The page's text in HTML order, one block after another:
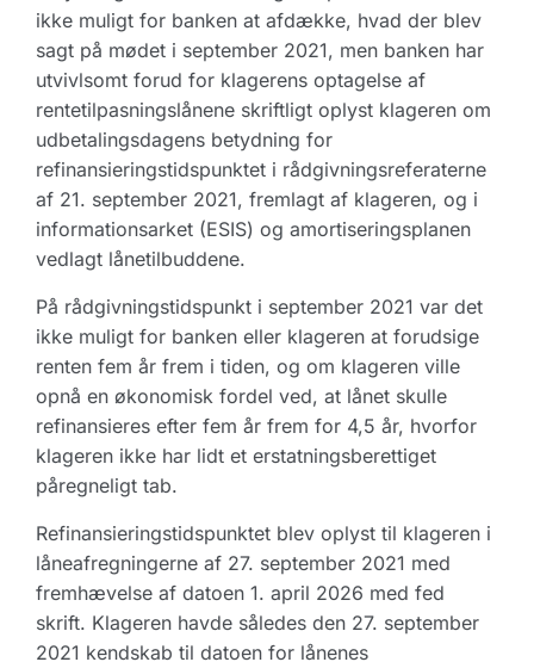
ikke muligt for banken at afdække, hvad der blev
sagt på mødet i september 2021, men banken har
utvivlsomt forud for klagerens optagelse af
rentetilpasningslånene skriftligt oplyst klageren om
udbetalingsdagens betydning for
refinansieringstidspunktet i rådgivningsreferaterne
af 21. september 2021, fremlagt af klageren, og i
informationsarket (ESIS) og amortiseringsplanen
vedlagt lånetilbuddene.
På rådgivningstidspunkt i september 2021 var det
ikke muligt for banken eller klageren at forudsige
renten fem år frem i tiden, og om klageren ville
opnå en økonomisk fordel ved, at lånet skulle
refinansieres efter fem år frem for 4,5 år, hvorfor
klageren ikke har lidt et erstatningsberettiget
påregneligt tab.
Refinansieringstidspunktet blev oplyst til klageren i
låneafregningerne af 27. september 2021 med
fremhævelse af datoen 1. april 2026 med fed
skrift. Klageren havde således den 27. september
2021 kendskab til datoen for lånenes